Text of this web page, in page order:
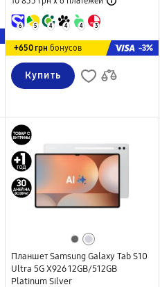
6 5 4 4 4 3
+650 грн бонусов -3%
Купить
Планшет Samsung Galaxy Tab S10
Ultra 5G X926 12GB/512GB
Platinum Silver